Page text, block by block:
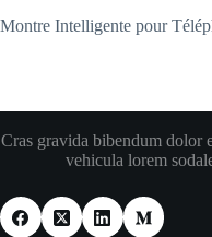
Montre Intelligente pour
Cras gravida bibendum dolor
vehicula lorem